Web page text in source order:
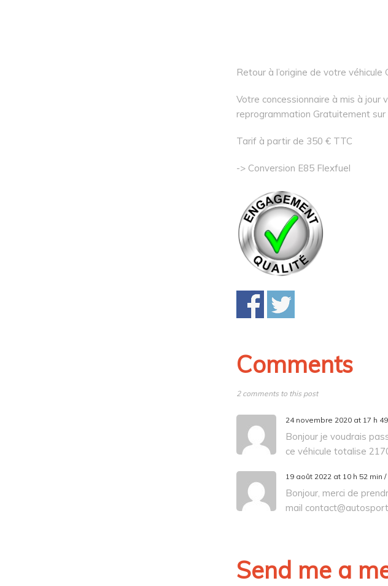
Retour à l’origine de votre véhicule
Votre concessionnaire à mis à jour
reprogrammation Gratuitement sur
Tarif à partir de 350 € TTC
-> Conversion E85 Flexfuel
Comments
2 comments to this post
24 novembre 2020 at 17 h
Bonjour je voudrais
ce véhicule totalise
19 août 2022 at 10 h 52 min /
Bonjour, merci de
mail
Send me a